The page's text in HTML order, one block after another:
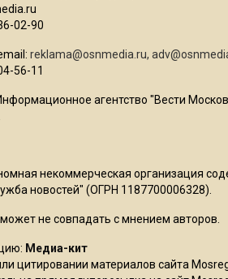
02-90
reklama@osnmedia.ru,
56-11
агентство "Вести
некоммерческая организация
новостей" (ОГРН 1187700006328).
не совпадать с мнением авторов.
Медиа-кит
цитировании материалов сайта